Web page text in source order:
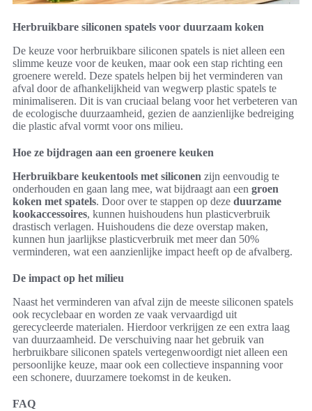
Herbruikbare siliconen spatels voor duurzaam koken
De keuze voor herbruikbare siliconen spatels is niet alleen een
slimme keuze voor de keuken, maar ook een stap richting een
groenere wereld. Deze spatels helpen bij het verminderen van
afval door de afhankelijkheid van wegwerp plastic spatels te
minimaliseren. Dit is van cruciaal belang voor het verbeteren van
de ecologische duurzaamheid, gezien de aanzienlijke bedreiging
die plastic afval vormt voor ons milieu.
Hoe ze bijdragen aan een groenere keuken
Herbruikbare keukentools met siliconen zijn eenvoudig te
onderhouden en gaan lang mee, wat bijdraagt aan een groen
koken met spatels. Door over te stappen op deze duurzame
kookaccessoires, kunnen huishoudens hun plasticverbruik
drastisch verlagen. Huishoudens die deze overstap maken,
kunnen hun jaarlijkse plasticverbruik met meer dan 50%
verminderen, wat een aanzienlijke impact heeft op de afvalberg.
De impact op het milieu
Naast het verminderen van afval zijn de meeste siliconen spatels
ook recyclebaar en worden ze vaak vervaardigd uit
gerecycleerde materialen. Hierdoor verkrijgen ze een extra laag
van duurzaamheid. De verschuiving naar het gebruik van
herbruikbare siliconen spatels vertegenwoordigt niet alleen een
persoonlijke keuze, maar ook een collectieve inspanning voor
een schonere, duurzamere toekomst in de keuken.
FAQ